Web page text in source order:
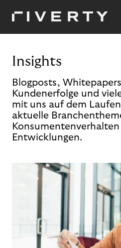
Insights
Blogposts,
Kundenerfolge und
mit uns auf dem
aktuelle
Entwicklungen.